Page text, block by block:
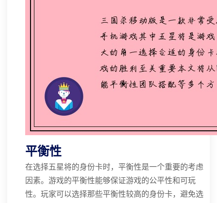
平衡性
在选择五星将的身份卡时，平衡性是一个重要的考虑
因素。游戏的平衡性能够保证游戏的公平性和可玩
性。玩家可以选择那些平衡性较高的身份卡，避免选